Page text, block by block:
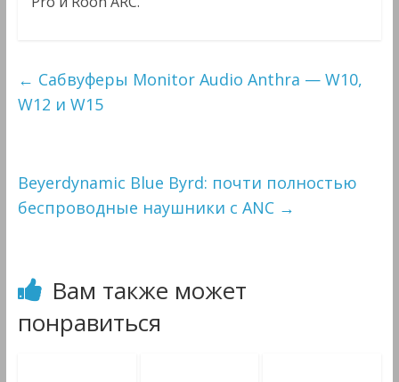
← Сабвуферы Monitor Audio Anthra — W10,
W12 и W15
Beyerdynamic Blue Byrd: почти полностью
беспроводные наушники с ANC →
Вам также может
понравиться